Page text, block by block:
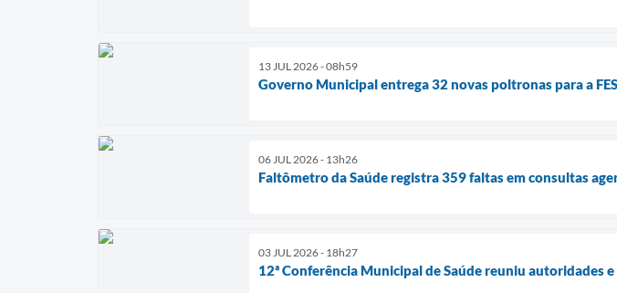
13 JUL 2026 - 08h59
Governo Municipal entrega 32 novas poltronas para a
06 JUL 2026 - 13h26
Faltômetro da Saúde registra 359 faltas em consultas
03 JUL 2026 - 18h27
12ª Conferência Municipal de Saúde reuniu autoridades